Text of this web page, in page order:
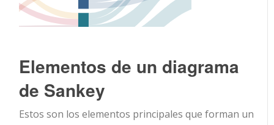
Elementos de un diagrama
de Sankey
Estos son los elementos principales que forman un